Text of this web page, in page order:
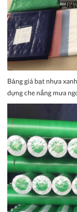
Bảng giá bạt nhựa
dựng che nắng mưa